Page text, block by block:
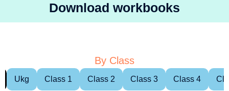
Download workbooks
By Class
Ukg Class 1 Class 2 Class 3 Class 4